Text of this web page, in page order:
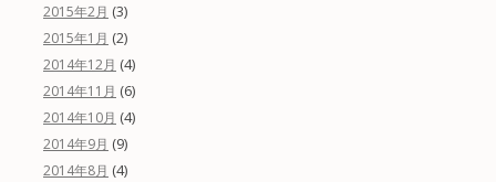
2015年2月 (3)
2015年1月 (2)
2014年12月 (4)
2014年11月 (6)
2014年10月 (4)
2014年9月 (9)
2014年8月 (4)